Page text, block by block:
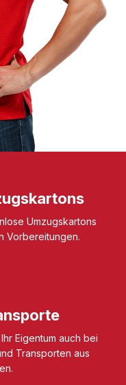
Umzugskartons
Vorbereitungen.
Eigentum auch bei
Transporten aus